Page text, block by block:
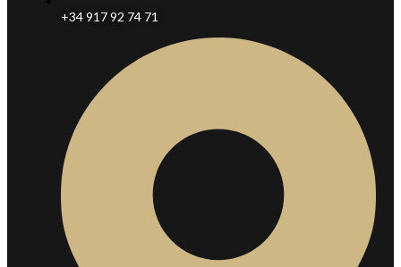
+34 917 92 74 71